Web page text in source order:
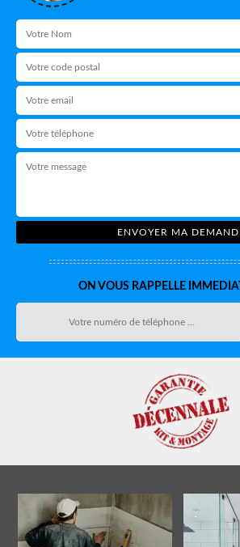
ON VOUS RAPPELLE